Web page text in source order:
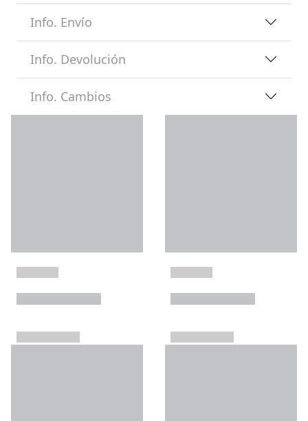
Info. Envío
Info. Devolución
Info. Cambios